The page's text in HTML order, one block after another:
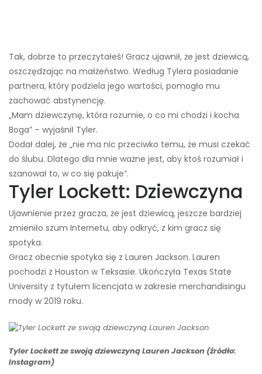
Tak, dobrze to przeczytałeś! Gracz ujawnił, że jest dziewicą,
oszczędzając na małżeństwo. Według Tylera posiadanie
partnera, który podziela jego wartości, pomogło mu
zachować abstynencję.
„Mam dziewczynę, która rozumie, o co mi chodzi i kocha
Boga” – wyjaśnił Tyler.
Dodał dalej, że „nie ma nic przeciwko temu, że musi czekać
do ślubu. Dlatego dla mnie ważne jest, aby ktoś rozumiał i
szanował to, w co się pakuje”.
Tyler Lockett: Dziewczyna
Ujawnienie przez gracza, że ​​jest dziewicą, jeszcze bardziej
zmieniło szum Internetu, aby odkryć, z kim gracz się
spotyka.
Gracz obecnie spotyka się z Lauren Jackson. Lauren
pochodzi z Houston w Teksasie. Ukończyła Texas State
University z tytułem licencjata w zakresie merchandisingu
mody w 2019 roku.
Tyler Lockett ze swoją dziewczyną Lauren Jackson (źródło:
Instagram)